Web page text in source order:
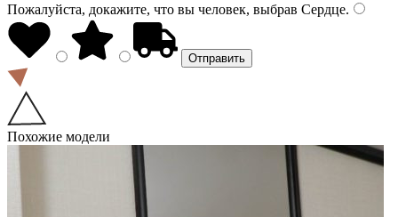
Пожалуйста, докажите, что вы человек, выбрав Сердце.
Похожие модели